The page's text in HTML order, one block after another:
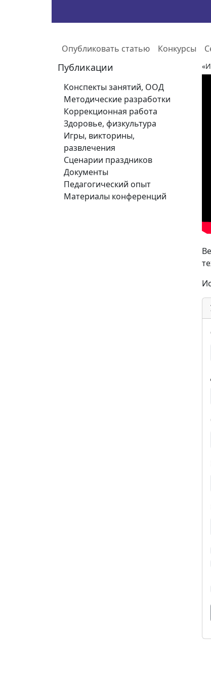
Опубликовать статью Конкурсы
Публикации
Конспекты занятий, ООД
Методические разработки
Коррекционная работа
Здоровье, физкультура
Игры, викторины,
развлечения
Сценарии праздников
Документы
Педагогический опыт
Материалы конференций